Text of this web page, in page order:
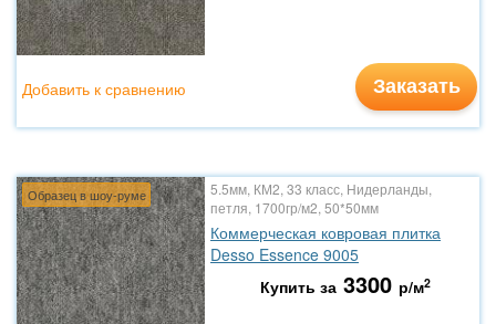
Заказать
Добавить к сравнению
Образец в шоу-руме
5.5мм, КМ2, 33 класс, Нидерланды,
петля, 1700гр/м2, 50*50мм
Коммерческая ковровая плитка
Desso Essence 9005
Купить за 3300 р/м2